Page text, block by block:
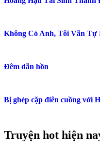
Xuyên Thư Cùng Nam Nhị